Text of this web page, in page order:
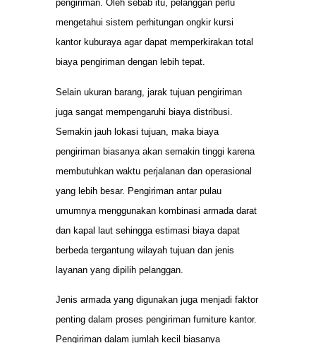
pengiriman. Oleh sebab itu, pelanggan perlu
mengetahui sistem perhitungan ongkir kursi
kantor kuburaya agar dapat memperkirakan total
biaya pengiriman dengan lebih tepat.
Selain ukuran barang, jarak tujuan pengiriman
juga sangat mempengaruhi biaya distribusi.
Semakin jauh lokasi tujuan, maka biaya
pengiriman biasanya akan semakin tinggi karena
membutuhkan waktu perjalanan dan operasional
yang lebih besar. Pengiriman antar pulau
umumnya menggunakan kombinasi armada darat
dan kapal laut sehingga estimasi biaya dapat
berbeda tergantung wilayah tujuan dan jenis
layanan yang dipilih pelanggan.
Jenis armada yang digunakan juga menjadi faktor
penting dalam proses pengiriman furniture kantor.
Pengiriman dalam jumlah kecil biasanya